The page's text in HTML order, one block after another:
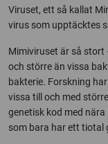
Viruset, ett så kallat
virus som upptäcktes
Mimiviruset är så
och större än vissa
bakterie. Forskning
vissa till och med
genetisk kod med
som bara har ett tiotal